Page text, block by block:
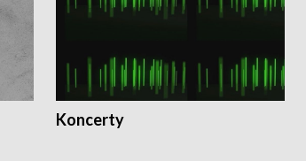
Koncerty